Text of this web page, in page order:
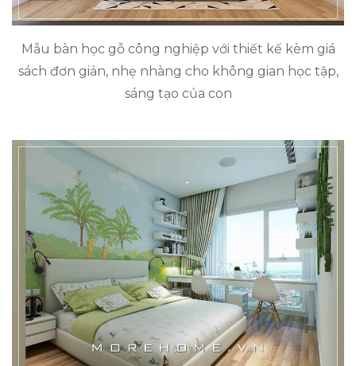
Mẫu bàn học gỗ công nghiệp với thiết kế kèm giá
sách đơn giản, nhẹ nhàng cho không gian học tập,
sáng tạo của con